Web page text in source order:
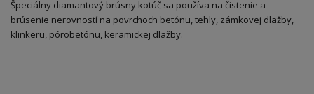
Špeciálny diamantový brúsny kotúč sa používa na čistenie a
brúsenie nerovností na povrchoch betónu, tehly, zámkovej dlažby,
klinkeru, pórobetónu, keramickej dlažby.